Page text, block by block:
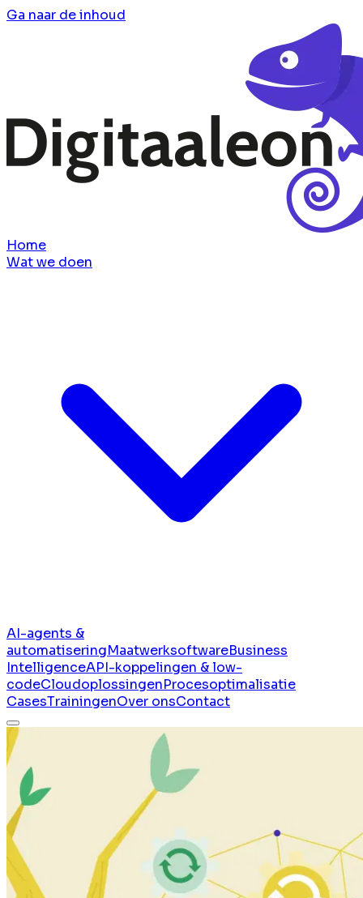
Ga naar de inhoud
Home
Wat we doen
AI-agents &
automatiseringMaatwerksoftwareBusiness
IntelligenceAPI-koppelingen & low-
codeCloudoplossingenProcesoptimalisatie
CasesTrainingenOver onsContact